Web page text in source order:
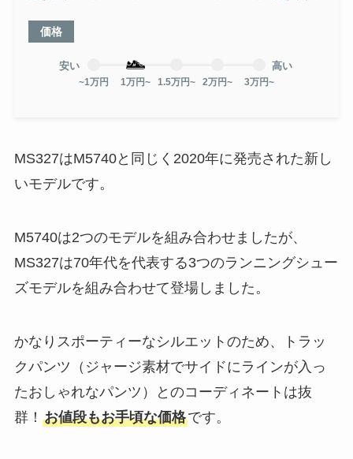
価格
安い
~1万円 1万円~ 1.5万円~ 2万円~ 3万円~
高い
MS327はM5740と同じく2020年に発売された新し
いモデルです。
M5740は2つのモデルを組み合わせましたが、
MS327は70年代を代表する3つのランニングシュー
ズモデルを組み合わせて登場しました。
かなりスポーティーなシルエットのため、トラッ
クパンツ（ジャージ素材でサイドにラインが入っ
たおしゃれなパンツ）とのコーディネートは抜
群！ お値段もお手頃な価格です。